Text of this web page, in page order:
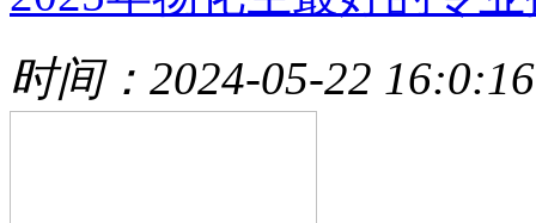
时间：2024-05-22 16:0:16